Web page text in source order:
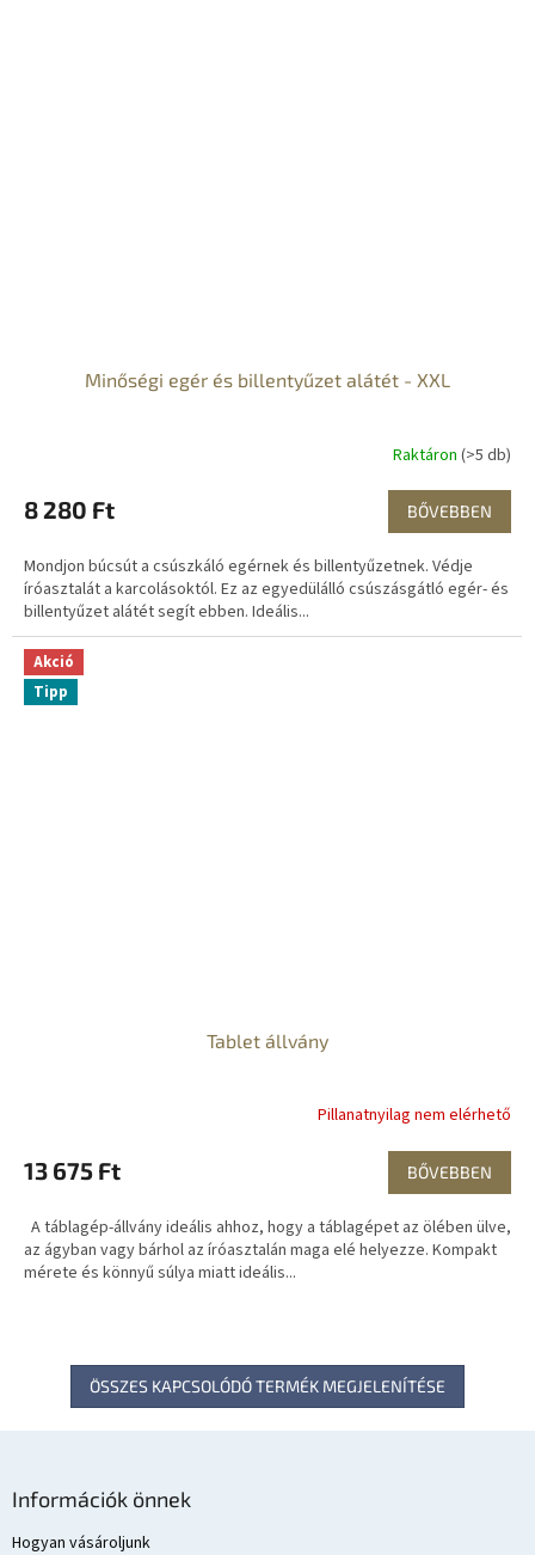
Minőségi egér és billentyűzet alátét - XXL
Raktáron (>5 db)
8 280 Ft BŐVEBBEN
Mondjon búcsút a csúszkáló egérnek és billentyűzetnek. Védje
íróasztalát a karcolásoktól. Ez az egyedülálló csúszásgátló egér- és
billentyűzet alátét segít ebben. Ideális...
Akció
Tipp
Tablet állvány
Pillanatnyilag nem elérhető
13 675 Ft BŐVEBBEN
A táblagép-állvány ideális ahhoz, hogy a táblagépet az ölében ülve,
az ágyban vagy bárhol az íróasztalán maga elé helyezze. Kompakt
mérete és könnyű súlya miatt ideális...
ÖSSZES KAPCSOLÓDÓ TERMÉK MEGJELENÍTÉSE
Információk önnek
Hogyan vásároljunk